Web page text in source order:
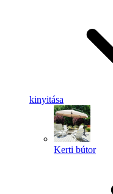
kinyitása
Kerti bútor